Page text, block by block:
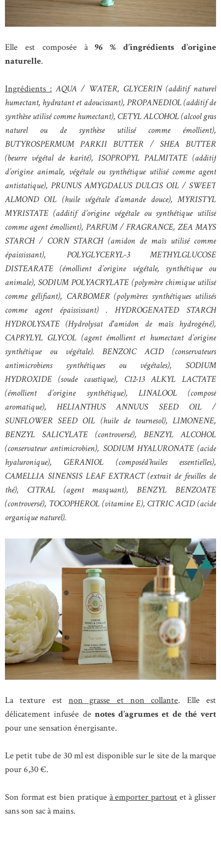
Elle est composée à96 % d’ingrédients d’origine
naturelle.
Ingrédients : AQUA / WATER, GLYCERIN (additif naturel
humectant, hydratant et adoucissant), PROPANEDIOL (additif de
synthèse utilisé comme humectant), CETYL ALCOHOL (alcool gras
naturel ou de synthèse utilisé comme émollient),
BUTYROSPERMUM PARKII BUTTER / SHEA BUTTER
(beurre végétal de karité), ISOPROPYL PALMITATE (additif
d’origine animale, végétale ou synthétique utilisé comme agent
antistatique), PRUNUS AMYGDALUS DULCIS OIL / SWEET
ALMOND OIL (huile végétale d’amande douce), MYRISTYL
MYRISTATE (additif d’origine végétale ou synthétique utilisé
comme agent émollient), PARFUM / FRAGRANCE, ZEA MAYS
STARCH / CORN STARCH (amidon de maïs utilisé comme
épaississant), POLYGLYCERYL-3 METHYLGLUCOSE
DISTEARATE (émollient d’origine végétale, synthétique ou
animale), SODIUM POLYACRYLATE (polymère chimique utilisé
comme gélifiant), CARBOMER (polymères synthétiques utilisés
comme agent épaississant) . HYDROGENATED STARCH
HYDROLYSATE (Hydrolysat d'amidon de maïs hydrogéné),
CAPRYLYL GLYCOL (agent émollient et humectant d’origine
synthétique ou végétale). BENZOIC ACID (conservateurs
antimicrobiens synthétiques ou végétales), SODIUM
HYDROXIDE (soude caustique), C12-13 ALKYL LACTATE
(émollient d’origine synthétique), LINALOOL (composé
aromatique), HELIANTHUS ANNUUS SEED OIL /
SUNFLOWER SEED OIL (huile de tournesol), LIMONENE,
BENZYL SALICYLATE (controversé), BENZYL ALCOHOL
(conservateur antimicrobien), SODIUM HYALURONATE (acide
hyaluronique), GERANIOL (composéd’huiles essentielles),
CAMELLIA SINENSIS LEAF EXTRACT (extrait de feuilles de
thé), CITRAL (agent masquant), BENZYL BENZOATE
(controversé), TOCOPHEROL (vitamine E), CITRIC ACID (acide
organique naturel).
La texture est non grasse et non collante. Elle est
délicatement infusée de notes d’agrumes et de thé vert
pour une sensation énergisante.
Le petit tube de 30 ml est disponible sur le site de la marque
pour 6,30 €.
Son format est bien pratique à emporter partoutet à glisser
sans son sac à mains.